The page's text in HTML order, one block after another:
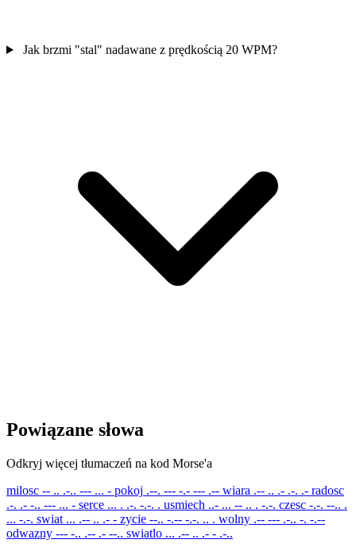
Jak brzmi "stal" nadawane z prędkością 20 WPM?
Powiązane słowa
Odkryj więcej tłumaczeń na kod Morse'a
milosc -- .. .-.. --- ... - pokoj .--. --- -.- --- .-- wiara .-- .. .- .-. .- radosc
.-. .- -.. --- ... - serce ... . .-. -.-. . usmiech ..- ... -- .. . -.-. czesc -.-. --.. .
... -.-. swiat ... .-- .. .- - zycie --.. -.-- -.-. .. . wolny .-- --- .-.. -. -.--
odwazny --- -.. .-- .- --.. swiatlo ... .-- .. .- - .-..